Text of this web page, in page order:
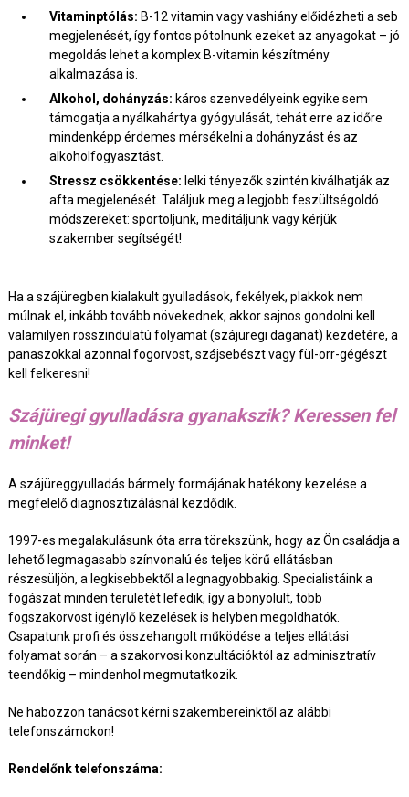
Vitaminptólás: B-12 vitamin vagy vashiány előidézheti a seb
megjelenését, így fontos pótolnunk ezeket az anyagokat – jó
megoldás lehet a komplex B-vitamin készítmény
alkalmazása is.
Alkohol, dohányzás: káros szenvedélyeink egyike sem
támogatja a nyálkahártya gyógyulását, tehát erre az időre
mindenképp érdemes mérsékelni a dohányzást és az
alkoholfogyasztást.
Stressz csökkentése: lelki tényezők szintén kiválhatják az
afta megjelenését. Találjuk meg a legjobb feszültségoldó
módszereket: sportoljunk, meditáljunk vagy kérjük
szakember segítségét!
Ha a szájüregben kialakult gyulladások, fekélyek, plakkok nem
múlnak el, inkább tovább növekednek, akkor sajnos gondolni kell
valamilyen rosszindulatú folyamat (szájüregi daganat) kezdetére, a
panaszokkal azonnal fogorvost, szájsebészt vagy fül-orr-gégészt
kell felkeresni!
Szájüregi gyulladásra gyanakszik? Keressen fel
minket!
A szájüreggyulladás bármely formájának hatékony kezelése a
megfelelő diagnosztizálásnál kezdődik.
1997-es megalakulásunk óta arra törekszünk, hogy az Ön családja a
lehető legmagasabb színvonalú és teljes körű ellátásban
részesüljön, a legkisebbektől a legnagyobbakig. Specialistáink a
fogászat minden területét lefedik, így a bonyolult, több
fogszakorvost igénylő kezelések is helyben megoldhatók.
Csapatunk profi és összehangolt működése a teljes ellátási
folyamat során – a szakorvosi konzultációktól az adminisztratív
teendőkig – mindenhol megmutatkozik.
Ne habozzon tanácsot kérni szakembereinktől az alábbi
telefonszámokon!
Rendelőnk telefonszáma: